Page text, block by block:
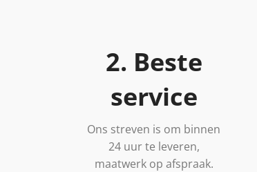
2. Beste
service
Ons streven is om binnen
24 uur te leveren,
maatwerk op afspraak.